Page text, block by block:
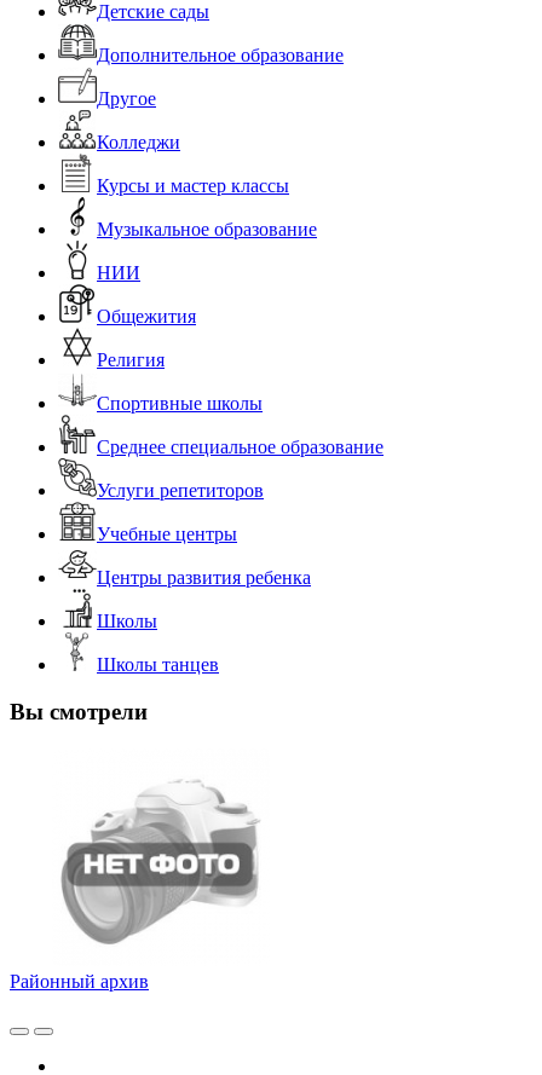
Детские сады
Дополнительное образование
Другое
Колледжи
Курсы и мастер классы
Музыкальное образование
НИИ
Общежития
Религия
Спортивные школы
Среднее специальное образование
Услуги репетиторов
Учебные центры
Центры развития ребенка
Школы
Школы танцев
Вы смотрели
Районный архив